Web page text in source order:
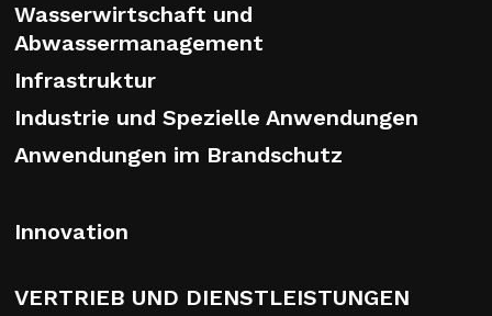
Wasserwirtschaft und
Abwassermanagement
Infrastruktur
Industrie und Spezielle Anwendungen
Anwendungen im Brandschutz
Innovation
VERTRIEB UND DIENSTLEISTUNGEN